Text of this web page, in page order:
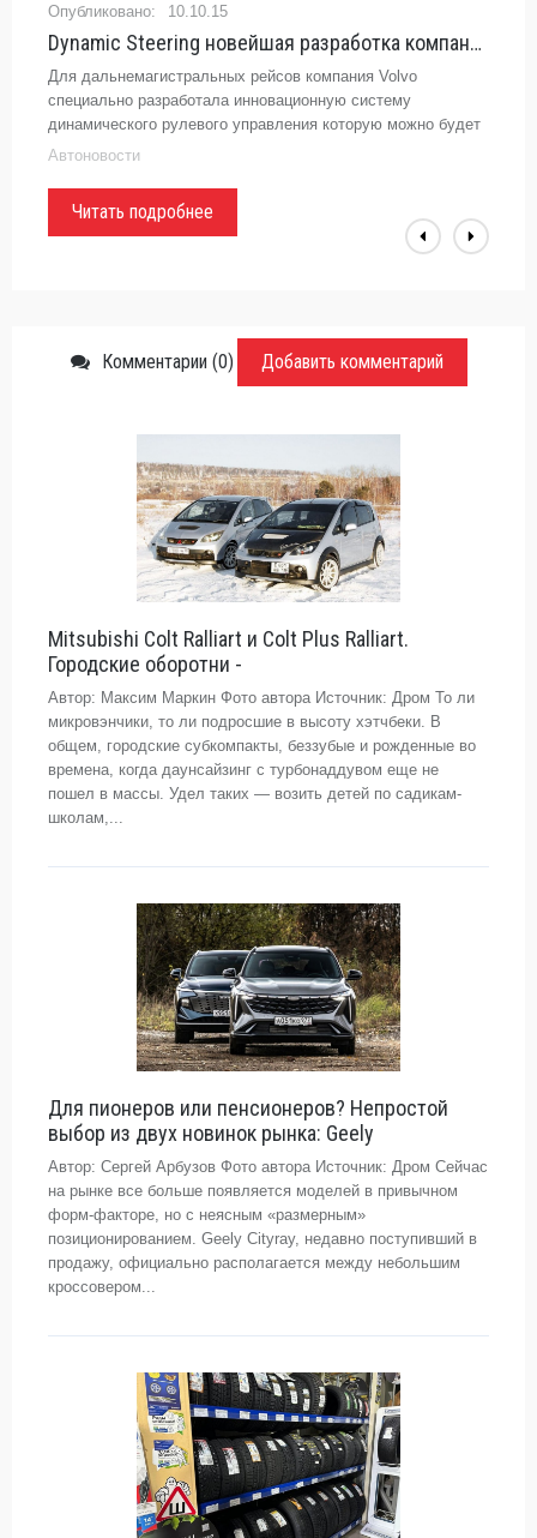
10.10.15
Dynamic Steering новейшая разработка компании Volvo - «Автоновости»
Для дальнемагистральных рейсов компания Volvo
специально разработала инновационную систему
динамического рулевого управления которую можно будет
установить на грузовики Volvo FH16 и Volvo FHТеперь
Автоновости
Читать подробнее
Комментарии (0) Добавить комментарий
Mitsubishi Colt Ralliart и Colt Plus Ralliart.
Городские оборотни -
Автор: Максим Маркин Фото автора Источник: Дром То ли
микровэнчики, то ли подросшие в высоту хэтчбеки. В
общем, городские субкомпакты, беззубые и рожденные во
времена, когда даунсайзинг с турбонаддувом еще не
пошел в массы. Удел таких — возить детей по садикам-
школам,...
Для пионеров или пенсионеров? Непростой
выбор из двух новинок рынка: Geely
Автор: Сергей Арбузов Фото автора Источник: Дром Сейчас
на рынке все больше появляется моделей в привычном
форм-факторе, но с неясным «размерным»
позиционированием. Geely Cityray, недавно поступивший в
продажу, официально располагается между небольшим
кроссовером...